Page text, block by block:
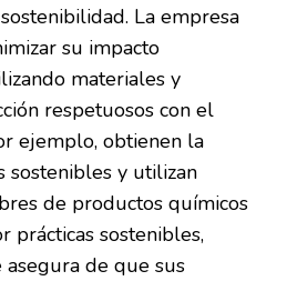
La empresa
su impacto
materiales y
respetuosos con el
ejemplo, obtienen la
sostenibles y utilizan
de productos químicos
prácticas sostenibles,
de que sus